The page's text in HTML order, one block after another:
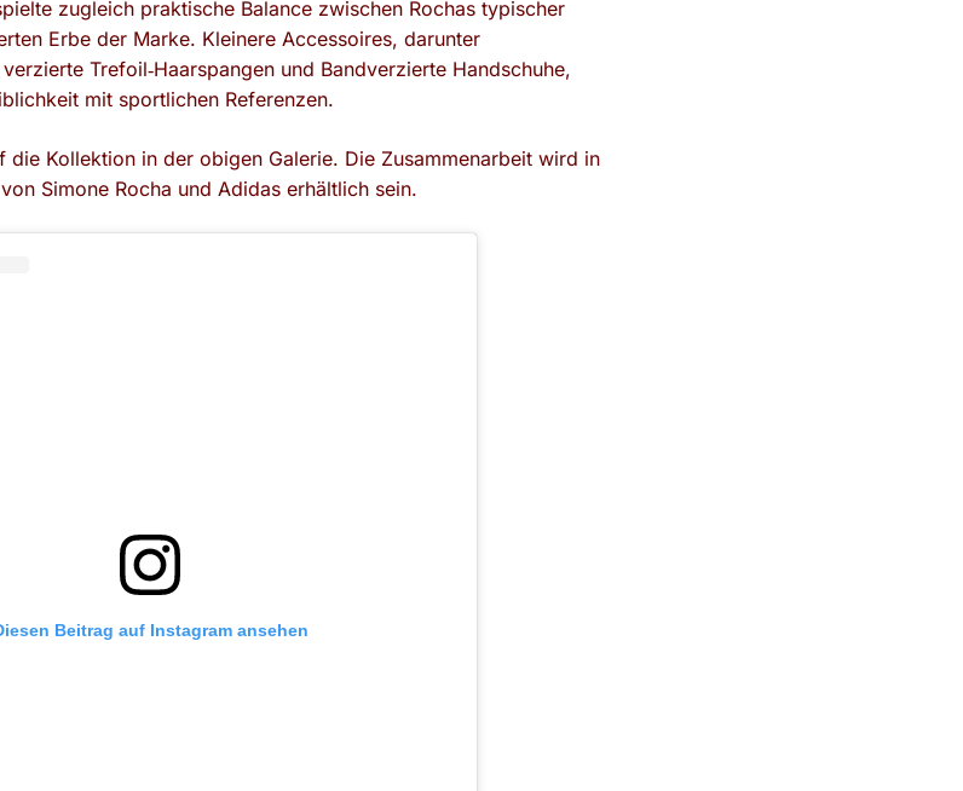
zugleich praktische Balance zwischen Rochas typischer
Erbe der Marke. Kleinere Accessoires, darunter
Trefoil‑Haarspangen und Bandverzierte Handschuhe,
mit sportlichen Referenzen.
die Kollektion in der obigen Galerie. Die Zusammenarbeit wird in
Simone Rocha und Adidas erhältlich sein.
Beitrag auf Instagram ansehen